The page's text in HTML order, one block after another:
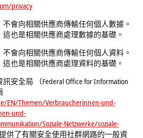
privacy
會向相關供應商傳輸任何個人數據。
也是相關供應商處理數據的基礎。
會向相關供應商傳輸任何個人資料。
也是相關供應商處理資料的基礎。
安全局 （Federal Office for Information
EN/Themen/Verbraucherinnen-und-
und-
Soziale-Netzwerke/soziale-
供了有關安全使用社群網路的一般資